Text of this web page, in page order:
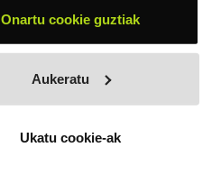
Onartu cookie guztiak
Aukeratu
Ukatu cookie-ak